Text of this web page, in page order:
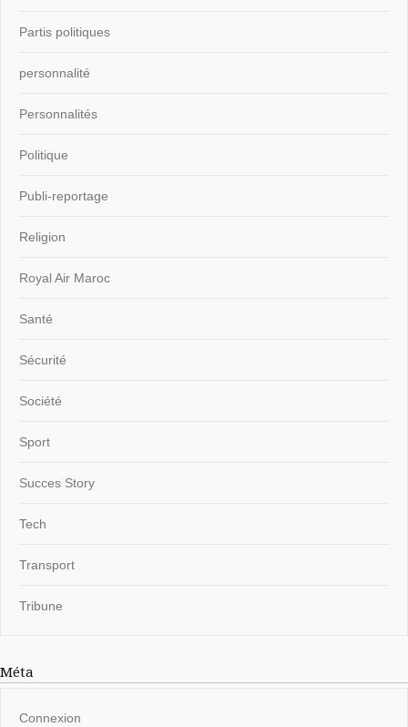
Partis politiques
personnalité
Personnalités
Politique
Publi-reportage
Religion
Royal Air Maroc
Santé
Sécurité
Société
Sport
Succes Story
Tech
Transport
Tribune
Méta
Connexion